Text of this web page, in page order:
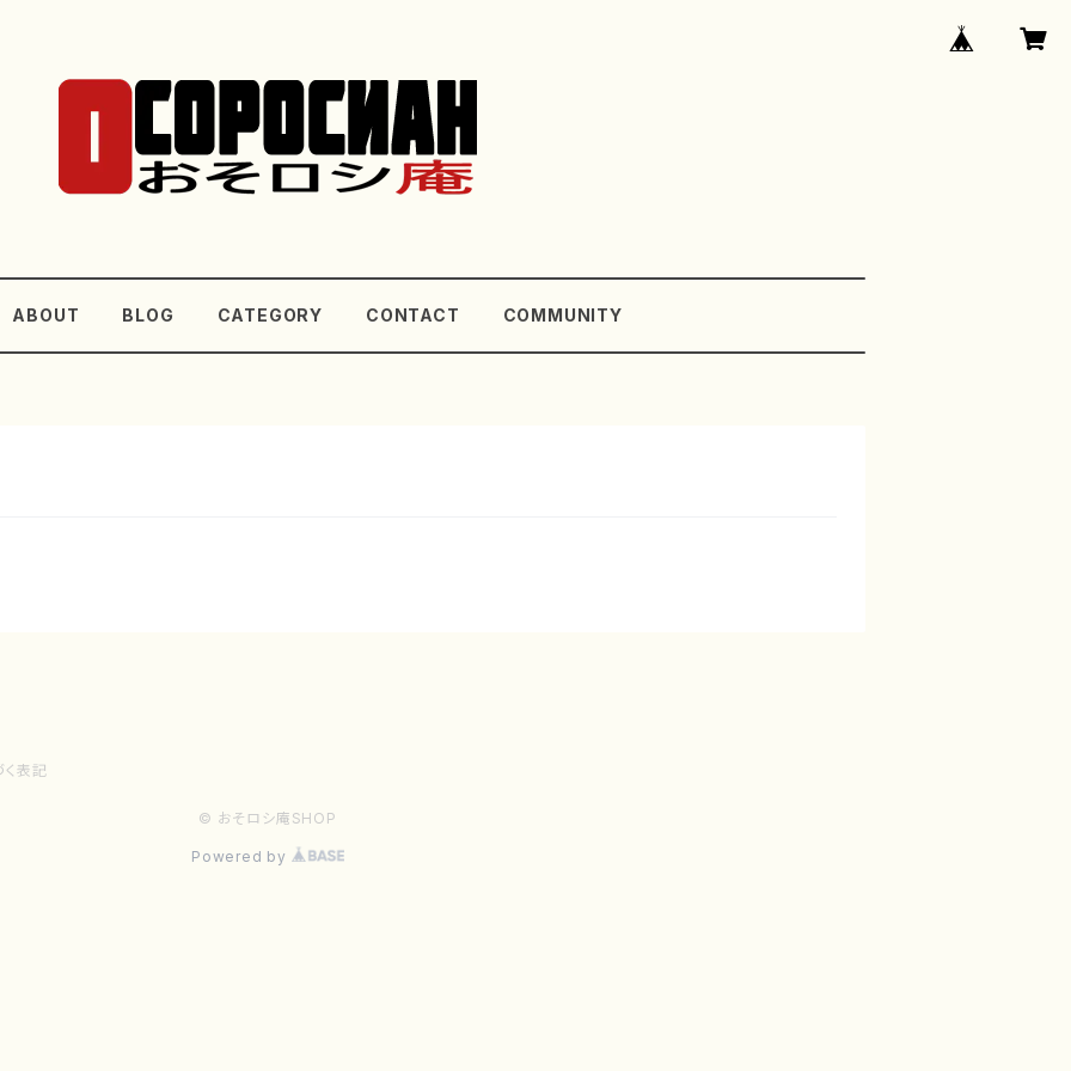
ABOUT BLOG CATEGORY CONTACT COMMUNITY
表記
© おそロシ庵SHOP
Powered by